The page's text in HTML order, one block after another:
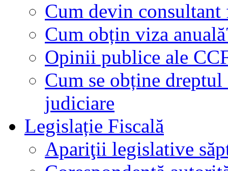
Cum devin consultant
Cum obțin viza
Opinii publice ale
Cum se obține
judiciare
Legislație Fiscală
Apariţii legislative